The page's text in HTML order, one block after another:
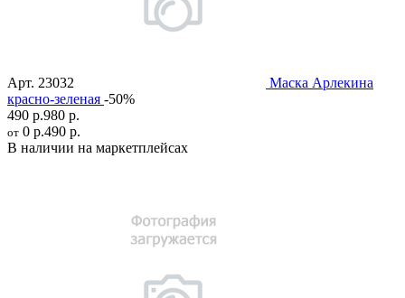
Арт. 23032
Маска Арлекина
красно-зеленая -50%
490 р.980 р.
от 0 р.490 р.
В наличии на маркетплейсах